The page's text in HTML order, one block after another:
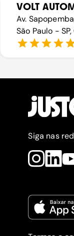
VOLT
Av.
São Paulo -
Siga nas